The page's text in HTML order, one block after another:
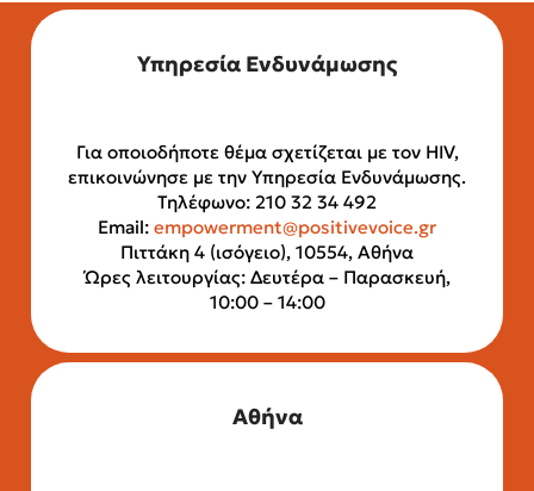
Υπηρεσία Ενδυνάμωσης
Για οποιοδήποτε θέμα σχετίζεται με τον HIV,
επικοινώνησε με την Υπηρεσία Ενδυνάμωσης.
Τηλέφωνο: 210 32 34 492
Email: empowerment@positivevoice.gr
Πιττάκη 4 (ισόγειο), 10554, Αθήνα
Ώρες λειτουργίας: Δευτέρα – Παρασκευή,
10:00 – 14:00
Αθήνα